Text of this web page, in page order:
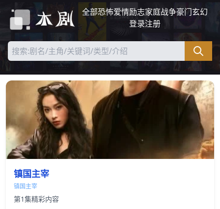
全部恐怖爱情励志家庭战争豪门玄幻
登录注册
镇国主宰
镇国主宰
第1集精彩内容